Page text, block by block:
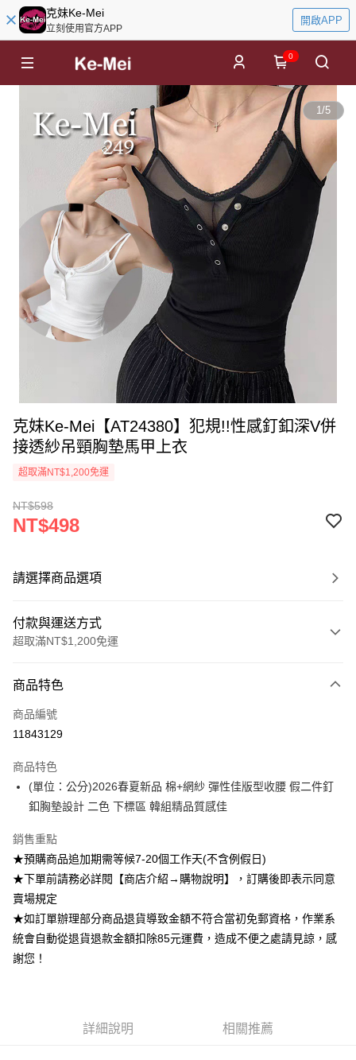
克妹Ke-Mei
立刻使用官方APP
開啟APP
0
1/5
克妹Ke-Mei【AT24380】犯規!!性感釘釦深V併
接透紗吊頸胸墊馬甲上衣
超取滿NT$1,200免運
NT$598
NT$498
請選擇商品選項
付款與運送方式
超取滿NT$1,200免運
信用卡一次付款
超商取貨付款
ATM付款
全家付款取貨
每筆NT$85，滿NT$1,200(含以上)免運費
付款後全家取貨
每筆NT$85，滿NT$1,200(含以上)免運費
每筆NT$85，滿NT$1,200(含以上)免運費
商品特色
商品編號
11843129
商品特色
(單位：公分)2026春夏新品 棉+網紗 彈性佳版型收腰 假二件釘
釦胸墊設計 二色 下標區 韓組精品質感佳
銷售重點
★預購商品追加期需等候7-20個工作天(不含例假日)
★下單前請務必詳閱【商店介紹→購物說明】，訂購後即表示同意
賣場規定
★如訂單辦理部分商品退貨導致金額不符合當初免郵資格，作業系
統會自動從退貨退款金額扣除85元運費，造成不便之處請見諒，感
謝您！
詳細說明 相關推薦